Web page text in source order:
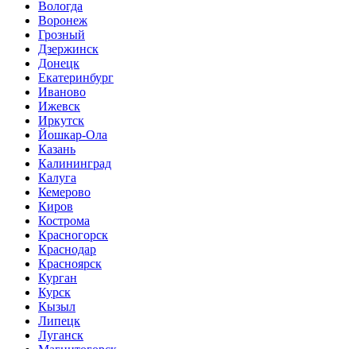
Вологда
Воронеж
Грозный
Дзержинск
Донецк
Екатеринбург
Иваново
Ижевск
Иркутск
Йошкар-Ола
Казань
Калининград
Калуга
Кемерово
Киров
Кострома
Красногорск
Краснодар
Красноярск
Курган
Курск
Кызыл
Липецк
Луганск